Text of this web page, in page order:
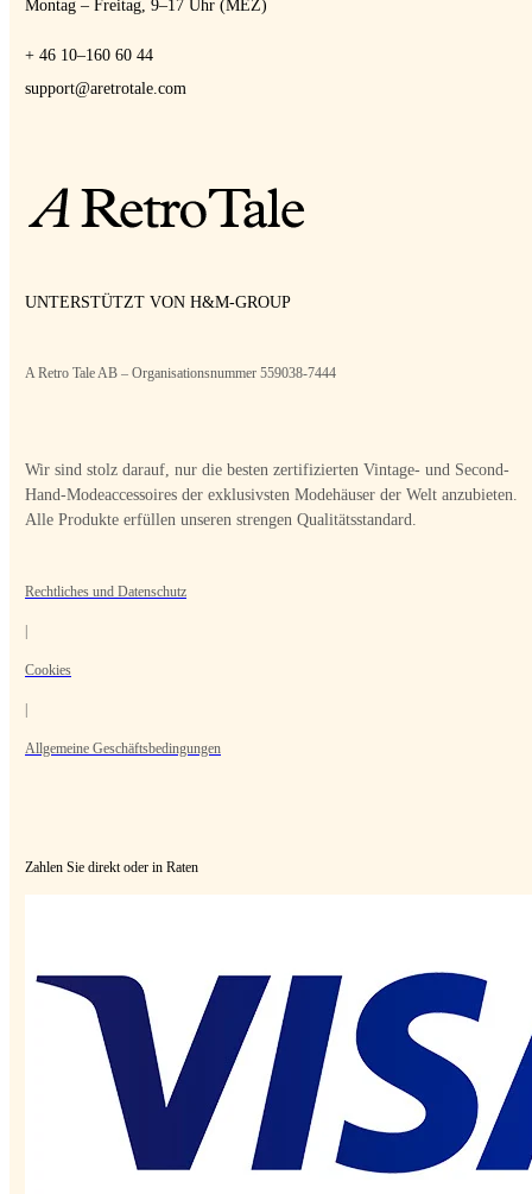
Montag – Freitag, 9–17 Uhr (MEZ)
+ 46 10–160 60 44
support@aretrotale.com
UNTERSTÜTZT VON H&M-GROUP
A Retro Tale AB – Organisationsnummer 559038-7444
Wir sind stolz darauf, nur die besten zertifizierten Vintage- und Second-
Hand-Modeaccessoires der exklusivsten Modehäuser der Welt anzubieten.
Alle Produkte erfüllen unseren strengen Qualitätsstandard.
Rechtliches und Datenschutz
Cookies
Allgemeine Geschäftsbedingungen
Zahlen Sie direkt oder in Raten